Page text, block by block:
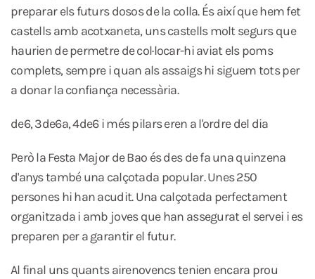
preparar els futurs dosos de la colla. És així que hem fet
castells amb acotxaneta, uns castells molt segurs que
haurien de permetre de col·locar-hi aviat els poms
complets, sempre i quan als assaigs hi siguem tots per
a donar la confiança necessària.
de6, 3de6a, 4de6 i més pilars eren a l'ordre del dia
Però la Festa Major de Bao és des de fa una quinzena
d'anys també una calçotada popular. Unes 250
persones hi han acudit. Una calçotada perfectament
organitzada i amb joves que han assegurat el servei i es
preparen per a garantir el futur.
Al final uns quants airenovencs tenien encara prou